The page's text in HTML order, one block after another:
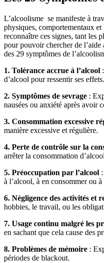
L’alcoolisme se manifeste à
physiques, comportementaux
reconnaître ces signes, tant les
pour pouvoir chercher de
des 29 symptômes de
1. Tolérance accrue à l’alcool
d’alcool pour ressentir ses effets.
2. Symptômes de sevrage :
nausées ou anxiété après avoir
3. Consommation excessive
manière excessive et régulière.
4. Perte de contrôle sur la
arrêter la consommation
5. Préoccupation par l’alcool
à l’alcool, à en consommer ou à
6. Négligence des activités et
hobbies, le travail, ou les
7. Usage continu malgré les
en sachant que cela cause des
8. Problèmes de mémoire :
périodes de blackout.